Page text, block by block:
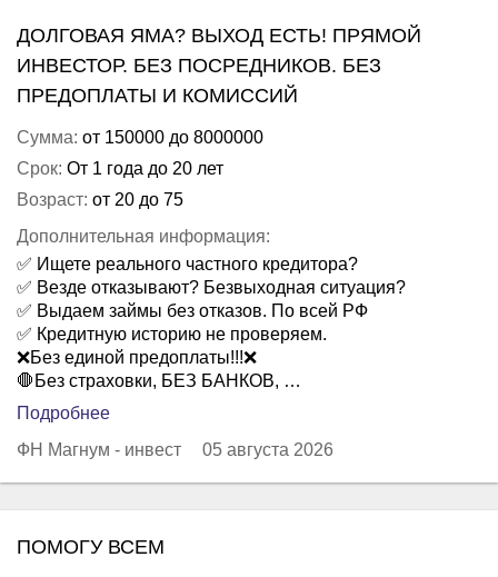
ДОЛГОВАЯ ЯМА? ВЫХОД ЕСТЬ! ПРЯМОЙ
ИНВЕСТОР. БЕЗ ПОСРЕДНИКОВ. БЕЗ
ПРЕДОПЛАТЫ И КОМИССИЙ
Сумма: от 150000 до 8000000
Срок: От 1 года до 20 лет
Возраст: от 20 до 75
Дополнительная информация:
✅ Ищете реального частного кредитора?
✅ Везде отказывают? Безвыходная ситуация?
✅ Выдаем займы без отказов. По всей РФ
✅ Кредитную историю не проверяем.
❌Без единой предоплаты!!!❌
🛑Без страховки, БЕЗ БАНКОВ, …
Подробнее
ФН Магнум - инвест
05 августа 2026
ПОМОГУ ВСЕМ